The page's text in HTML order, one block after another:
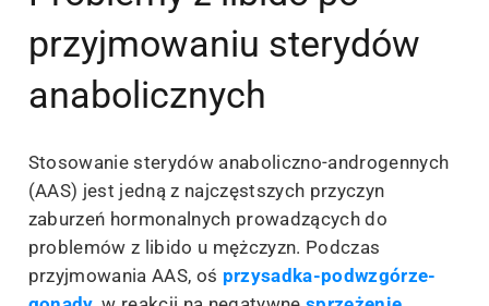
przyjmowaniu sterydów
anabolicznych
Stosowanie sterydów anaboliczno-androgennych
(AAS) jest jedną z najczęstszych przyczyn
zaburzeń hormonalnych prowadzących do
problemów z libido u mężczyzn. Podczas
przyjmowania AAS, oś przysadka-podwzgórze-